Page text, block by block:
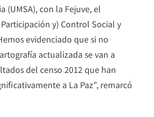
(UMSA), con la Fejuve, el
y) Control Social y
evidenciado que si no
actualizada se van a
del censo 2012 que han
a La Paz”, remarcó